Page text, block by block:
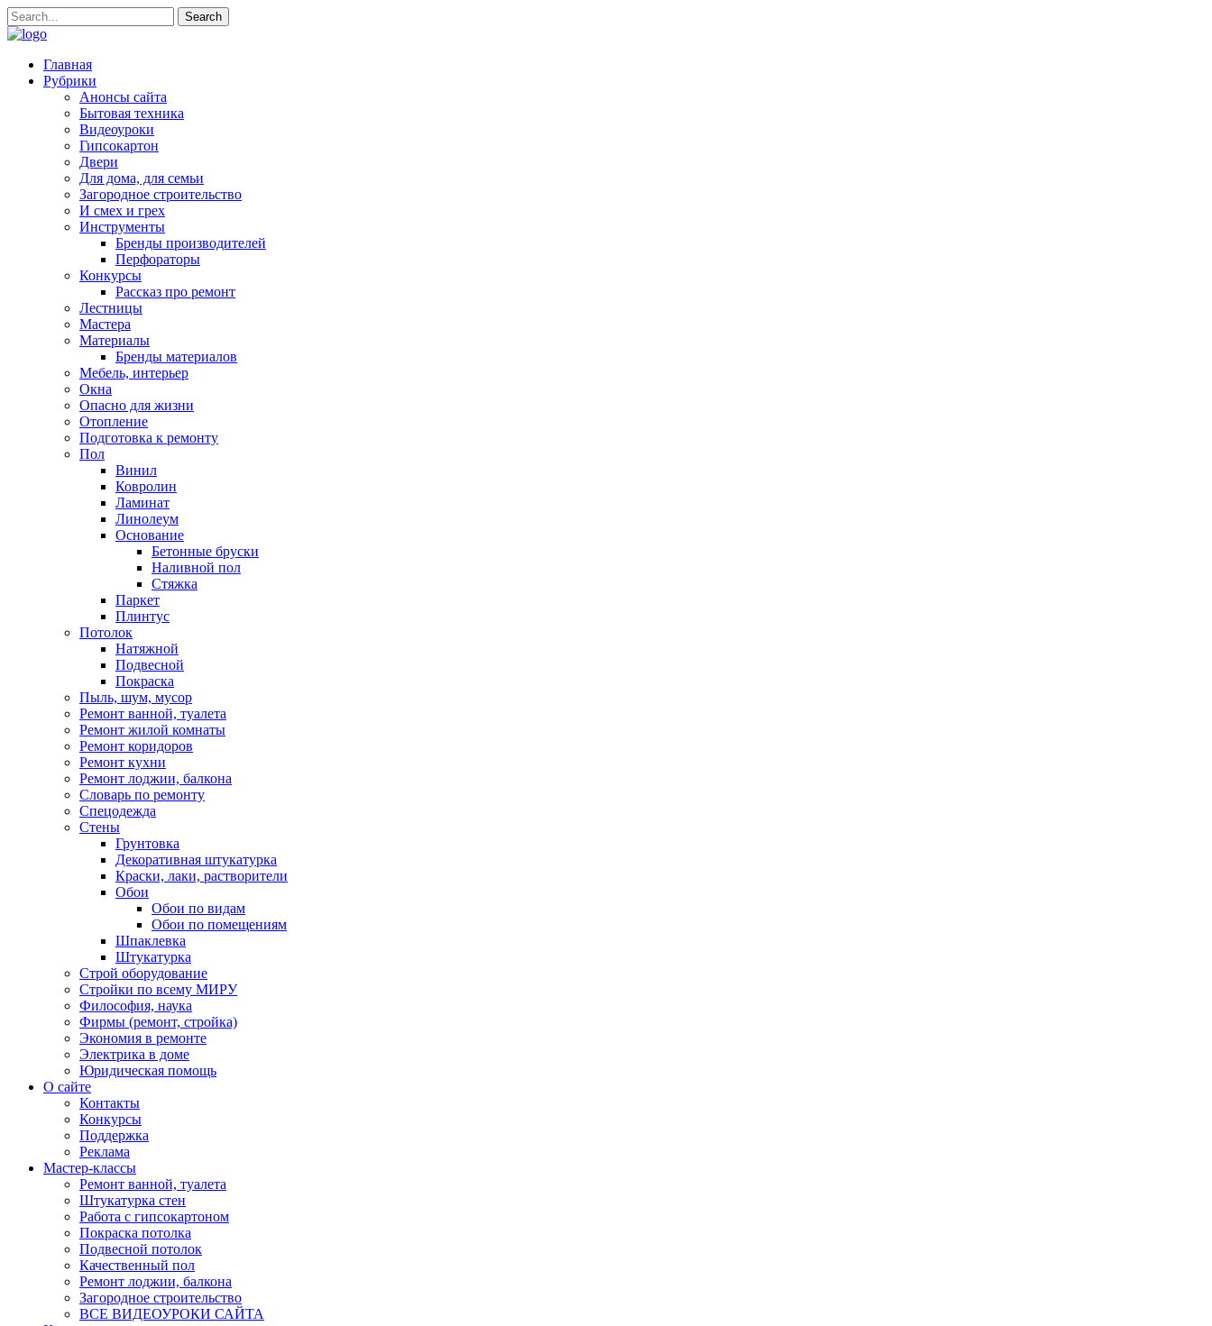
Главная
Рубрики
Анонсы сайта
Бытовая техника
Видеоуроки
Гипсокартон
Двери
Для дома, для семьи
Загородное строительство
И смех и грех
Инструменты
Бренды производителей
Перфораторы
Конкурсы
Рассказ про ремонт
Лестницы
Мастера
Материалы
Бренды материалов
Мебель, интерьер
Окна
Опасно для жизни
Отопление
Подготовка к ремонту
Пол
Винил
Ковролин
Ламинат
Линолеум
Основание
Бетонные бруски
Наливной пол
Стяжка
Паркет
Плинтус
Потолок
Натяжной
Подвесной
Покраска
Пыль, шум, мусор
Ремонт ванной, туалета
Ремонт жилой комнаты
Ремонт коридоров
Ремонт кухни
Ремонт лоджии, балкона
Словарь по ремонту
Спецодежда
Стены
Грунтовка
Декоративная штукатурка
Краски, лаки, растворители
Обои
Обои по видам
Обои по помещениям
Шпаклевка
Штукатурка
Строй оборудование
Стройки по всему МИРУ
Философия, наука
Фирмы (ремонт, стройка)
Экономия в ремонте
Электрика в доме
Юридическая помощь
О сайте
Контакты
Конкурсы
Поддержка
Реклама
Мастер-классы
Ремонт ванной, туалета
Штукатурка стен
Работа с гипсокартоном
Покраска потолка
Подвесной потолок
Качественный пол
Ремонт лоджии, балкона
Загородное строительство
ВСЕ ВИДЕОУРОКИ САЙТА